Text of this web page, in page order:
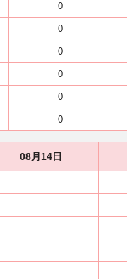
0
0
0
0
0
0
08月14日